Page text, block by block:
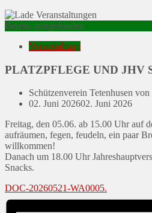
Bereits stattgefunden
Veranstaltung
PLATZPFLEGE UND JHV
Schützenverein Tetenhusen
Posted
02. Juni 202602. Juni 2026
Freitag, den 05.06. ab 15.00 Uhr auf
aufräumen, fegen, feudeln, ein paar
willkommen!
Danach um 18.00 Uhr
Snacks.
DOC-20260521-WA0005.